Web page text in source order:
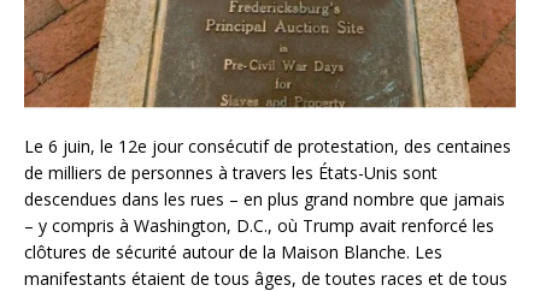
Le 6 juin, le 12e jour consécutif de protestation, des centaines
de milliers de personnes à travers les États-Unis sont
descendues dans les rues – en plus grand nombre que jamais
– y compris à Washington, D.C., où Trump avait renforcé les
clôtures de sécurité autour de la Maison Blanche. Les
manifestants étaient de tous âges, de toutes races et de tous